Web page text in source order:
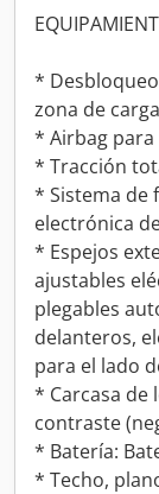
*
zona de carga
* Airbag
* Tracción
* Sistema de
electrónica
* Espejos
ajustables
plegables
delanteros,
para el lado
* Carcasa de
contraste
* Batería:
* Techo,